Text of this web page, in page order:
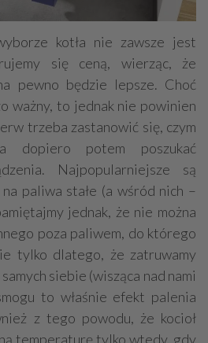
kotła nie zawsze jest
się ceną, wierząc, że
pewno będzie lepsze. Choć
ważny, to jednak nie powinien
trzeba zastanowić się, czym
dopiero potem poszukać
Najpopularniejsze są
paliwa stałe (a wśród nich –
jednak, że nie można
poza paliwem, do którego
tylko dlatego, że zatruwamy
siebie (wisząca nad nami
to właśnie efekt palenia
z tego powodu, że kocioł
temperaturę tylko wtedy, gdy